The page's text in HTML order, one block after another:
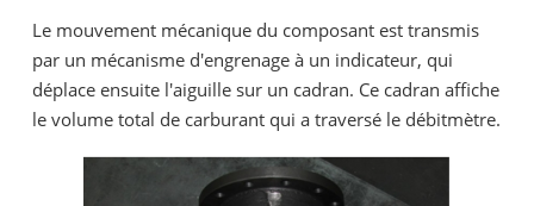
Le mouvement mécanique du composant est transmis
par un mécanisme d'engrenage à un indicateur, qui
déplace ensuite l'aiguille sur un cadran. Ce cadran affiche
le volume total de carburant qui a traversé le débitmètre.